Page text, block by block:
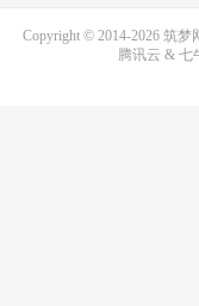
Copyright © 2014-2026 筑梦
腾讯云 & 七